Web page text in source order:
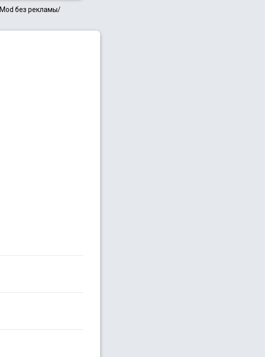
без рекламы/